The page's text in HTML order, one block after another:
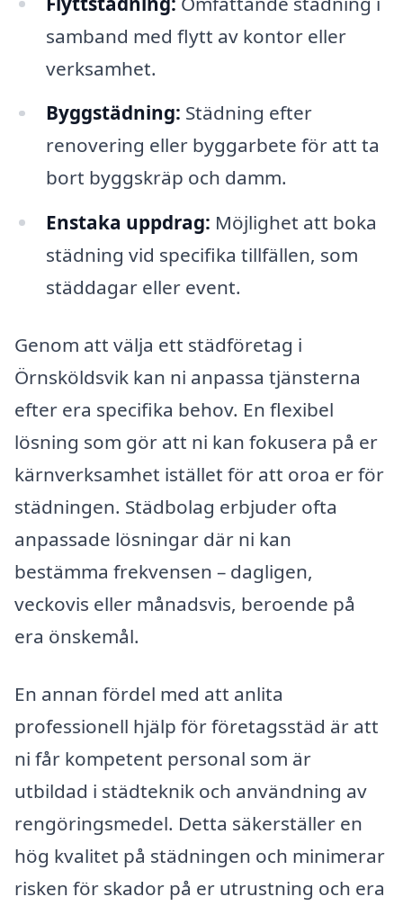
samband med flytt av kontor eller
verksamhet.
Byggstädning: Städning efter
renovering eller byggarbete för att ta
bort byggskräp och damm.
Enstaka uppdrag: Möjlighet att boka
städning vid specifika tillfällen, som
städdagar eller event.
Genom att välja ett städföretag i
Örnsköldsvik kan ni anpassa tjänsterna
efter era specifika behov. En flexibel
lösning som gör att ni kan fokusera på er
kärnverksamhet istället för att oroa er för
städningen. Städbolag erbjuder ofta
anpassade lösningar där ni kan
bestämma frekvensen – dagligen,
veckovis eller månadsvis, beroende på
era önskemål.
En annan fördel med att anlita
professionell hjälp för företagsstäd är att
ni får kompetent personal som är
utbildad i städteknik och användning av
rengöringsmedel. Detta säkerställer en
hög kvalitet på städningen och minimerar
risken för skador på er utrustning och era